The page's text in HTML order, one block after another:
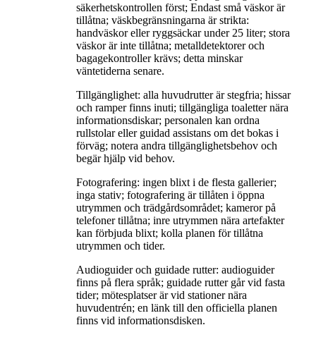
säkerhetskontrollen först; Endast små väskor är
tillåtna; väskbegränsningarna är strikta:
handväskor eller ryggsäckar under 25 liter; stora
väskor är inte tillåtna; metalldetektorer och
bagagekontroller krävs; detta minskar
väntetiderna senare.
Tillgänglighet: alla huvudrutter är stegfria; hissar
och ramper finns inuti; tillgängliga toaletter nära
informationsdiskar; personalen kan ordna
rullstolar eller guidad assistans om det bokas i
förväg; notera andra tillgänglighetsbehov och
begär hjälp vid behov.
Fotografering: ingen blixt i de flesta gallerier;
inga stativ; fotografering är tillåten i öppna
utrymmen och trädgårdsområdet; kameror på
telefoner tillåtna; inre utrymmen nära artefakter
kan förbjuda blixt; kolla planen för tillåtna
utrymmen och tider.
Audioguider och guidade rutter: audioguider
finns på flera språk; guidade rutter går vid fasta
tider; mötesplatser är vid stationer nära
huvudentrén; en länk till den officiella planen
finns vid informationsdisken.